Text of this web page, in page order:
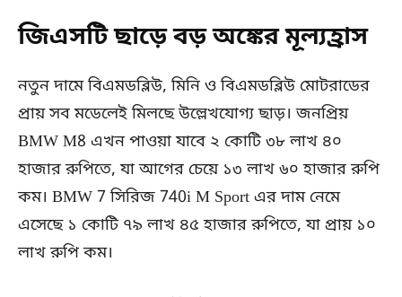
জিএসটি ছাড়ে বড় অঙ্কের মূল্যহ্রাস
নতুন দামে বিএমডব্লিউ, মিনি ও বিএমডব্লিউ মোটরাডের
প্রায় সব মডেলেই মিলছে উল্লেখযোগ্য ছাড়। জনপ্রিয়
BMW M8 এখন পাওয়া যাবে ২ কোটি ৩৮ লাখ ৪০
হাজার রুপিতে, যা আগের চেয়ে ১৩ লাখ ৬০ হাজার রুপি
কম। BMW 7 সিরিজ 740i M Sport এর দাম নেমে
এসেছে ১ কোটি ৭৯ লাখ ৪৫ হাজার রুপিতে, যা প্রায় ১০
লাখ রুপি কম।